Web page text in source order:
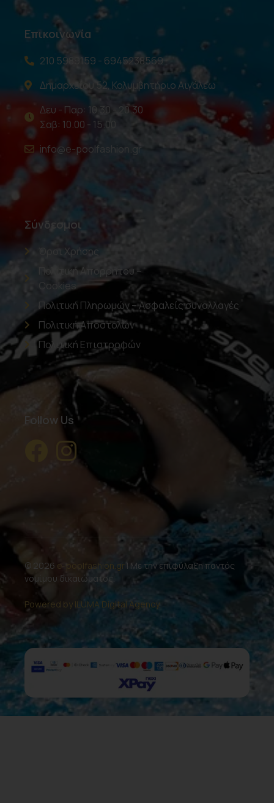
Επικοινωνία
210 5989159 - 6945238569
Δημαρχείου 52, Κολυμβητήριο Αιγάλεω
Δευ - Παρ: 10.30 - 20.30
Σαβ: 10.00 - 15.00
info@e-poolfashion.gr
Σύνδεσμοι
Όροι Χρήσης
Πολιτική Απορρήτου –
Cookies
Πολιτική Πληρωμών – Ασφαλείς συναλλαγές
Πολιτική Αποστολών
Πολιτική Επιστροφών
Follow Us
© 2026 e-poolfashion.gr | Με την επιφύλαξη παντός
νομίμου δικαιώματος.
Powered by ILUMA Digital Agency.